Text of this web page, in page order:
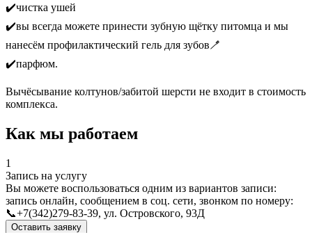
✔️чистка ушей
✔️вы всегда можете принести зубную щётку питомца и мы
нанесём профилактический гель для зубов🪥
✔️парфюм.
Вычёсывание колтунов/забитой шерсти не входит в стоимость
комплекса.
Как мы работаем
1
Запись на услугу
Вы можете воспользоваться одним из вариантов записи:
запись онлайн, сообщением в соц. сети, звонком по номеру:
📞+7(342)279-83-39, ул. Островского, 93Д
Оставить заявку